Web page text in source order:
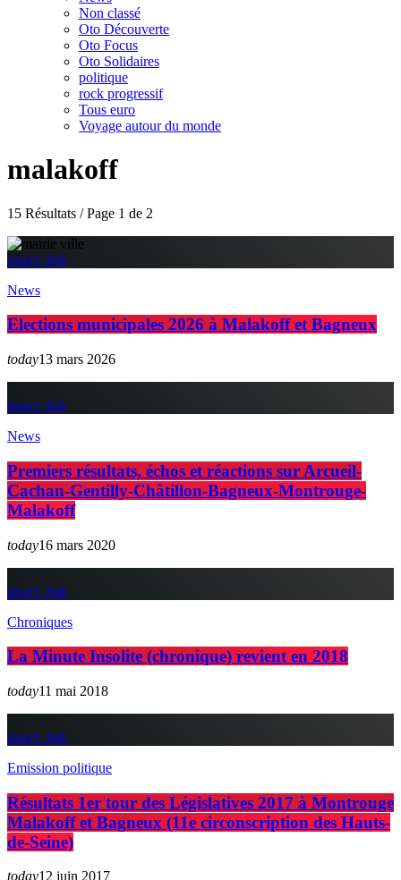
Non classé
Oto Découverte
Oto Focus
Oto Solidaires
politique
rock progressif
Tous euro
Voyage autour du monde
malakoff
15 Résultats / Page 1 de 2
insert_link
News
Elections municipales 2026 à Malakoff et Bagneux
today13 mars 2026
insert_link
News
Premiers résultats, échos et réactions sur Arcueil-
Cachan-Gentilly-Châtillon-Bagneux-Montrouge-
Malakoff
today16 mars 2020
insert_link
Chroniques
La Minute Insolite (chronique) revient en 2018
today11 mai 2018
insert_link
Emission politique
Résultats 1er tour des Législatives 2017 à Montrouge
Malakoff et Bagneux (11e circonscription des Hauts-
de-Seine)
today12 juin 2017